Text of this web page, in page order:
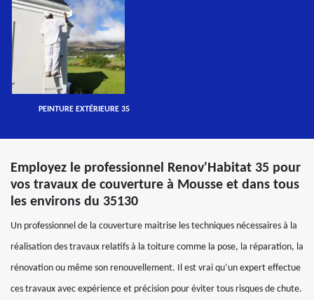
PEINTURE EXTÉRIEURE 35
Employez le professionnel Renov'Habitat 35 pour
vos travaux de couverture à Mousse et dans tous
les environs du 35130
Un professionnel de la couverture maitrise les techniques nécessaires à la
réalisation des travaux relatifs à la toiture comme la pose, la réparation, la
rénovation ou même son renouvellement. Il est vrai qu’un expert effectue
ces travaux avec expérience et précision pour éviter tous risques de chute.